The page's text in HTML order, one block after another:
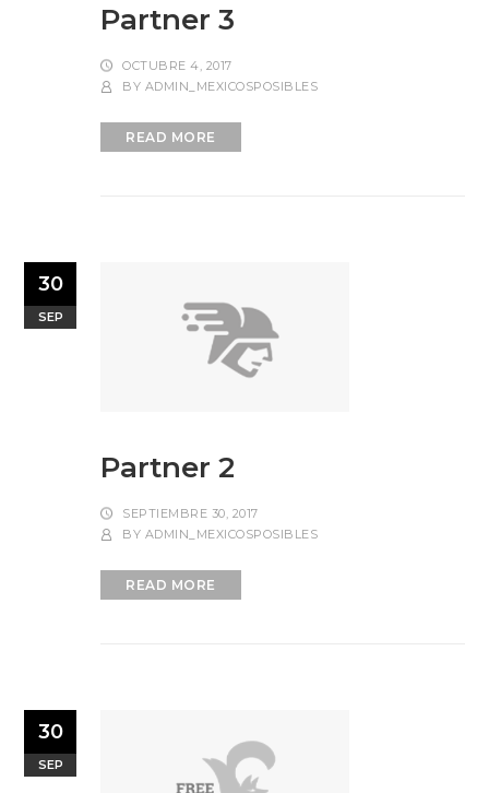
Partner 3
OCTUBRE 4, 2017
BY ADMIN_MEXICOSPOSIBLES
READ MORE
30
SEP
Partner 2
SEPTIEMBRE 30, 2017
BY ADMIN_MEXICOSPOSIBLES
READ MORE
30
SEP